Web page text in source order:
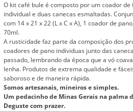
O kit café bule é composto por um coador
individual e duas canecas esmaltadas.
com 14 x 21 x 22 (L x C x A), 1 coador de
70ml.
A rusticidade faz parte da composição dos
coadores de pano individuas junto das
passado, lembrando da época que a vó
lenha. Produtos de extrema qualidade e
saboroso e de maneira rápida.
Somos artesanais, mineiros e simples.
Um pedacinho de Minas Gerais na palma
Deguste com prazer.